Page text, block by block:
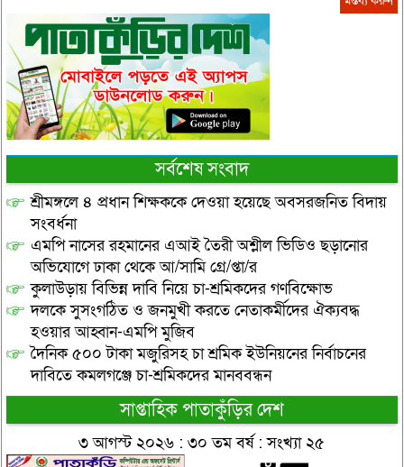
সর্বশেষ সংবাদ
শ্রীমঙ্গলে ৪ প্রধান শিক্ষককে দেওয়া হয়েছে অবসরজনিত বিদায়
সংবর্ধনা
এমপি নাসের রহমানের এআই তৈরী অশ্লীল ভিডিও ছড়ানোর
অভিযোগে ঢাকা থেকে আ/সামি গ্রে/প্তা/র
কুলাউড়ায় বিভিন্ন দাবি নিয়ে চা-শ্রমিকদের গণবিক্ষোভ
দলকে সুসংগঠিত ও জনমুখী করতে নেতাকর্মীদের ঐক্যবদ্ধ
হওয়ার আহ্বান-এমপি মুজিব
দৈনিক ৫০০ টাকা মজুরিসহ চা শ্রমিক ইউনিয়নের নির্বাচনের
দাবিতে কমলগঞ্জে চা-শ্রমিকদের মানববন্ধন
সাপ্তাহিক পাতাকুঁড়ির দেশ
৩ আগস্ট ২০২৬ : ৩০ তম বর্ষ : সংখ্যা ২৫